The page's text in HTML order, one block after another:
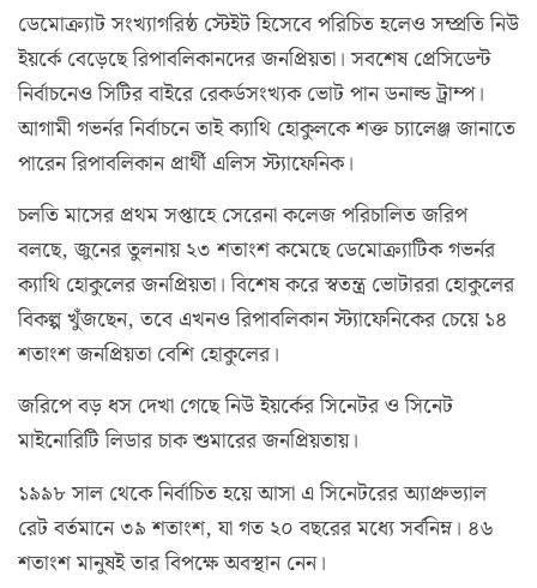
ডেমোক্র্যাট সংখ্যাগরিষ্ঠ স্টেইট হিসেবে পরিচিত হলেও সম্প্রতি নিউ
ইয়র্কে বেড়েছে রিপাবলিকানদের জনপ্রিয়তা। সবশেষ প্রেসিডেন্ট
নির্বাচনেও সিটির বাইরে রেকর্ডসংখ্যক ভোট পান ডনাল্ড ট্রাম্প।
আগামী গভর্নর নির্বাচনে তাই ক্যাথি হোকুলকে শক্ত চ্যালেঞ্জ জানাতে
পারেন রিপাবলিকান প্রার্থী এলিস স্ট্যাফেনিক।
চলতি মাসের প্রথম সপ্তাহে সেরেনা কলেজ পরিচালিত জরিপ
বলছে, জুনের তুলনায় ২৩ শতাংশ কমেছে ডেমোক্র্যাটিক গভর্নর
ক্যাথি হোকুলের জনপ্রিয়তা। বিশেষ করে স্বতন্ত্র ভোটাররা হোকুলের
বিকল্প খুঁজছেন, তবে এখনও রিপাবলিকান স্ট্যাফেনিকের চেয়ে ১৪
শতাংশ জনপ্রিয়তা বেশি হোকুলের।
জরিপে বড় ধস দেখা গেছে নিউ ইয়র্কের সিনেটর ও সিনেট
মাইনোরিটি লিডার চাক শুমারের জনপ্রিয়তায়।
১৯৯৮ সাল থেকে নির্বাচিত হয়ে আসা এ সিনেটরের অ্যাপ্রুভ্যাল
রেট বর্তমানে ৩৯ শতাংশ, যা গত ২০ বছরের মধ্যে সর্বনিম্ন। ৪৬
শতাংশ মানুষই তার বিপক্ষে অবস্থান নেন।